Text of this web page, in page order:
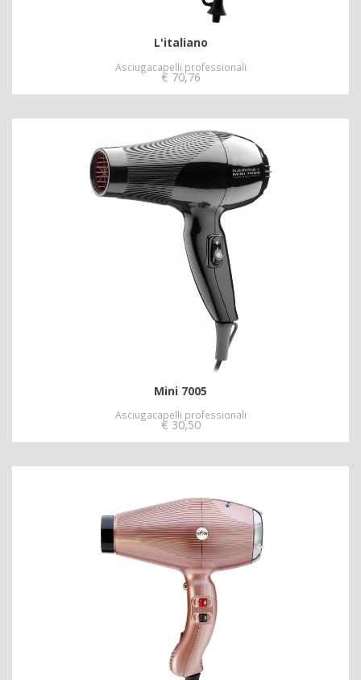
L'italiano
Asciugacapelli professionali
€ 70,76
Mini 7005
Asciugacapelli professionali
€ 30,50